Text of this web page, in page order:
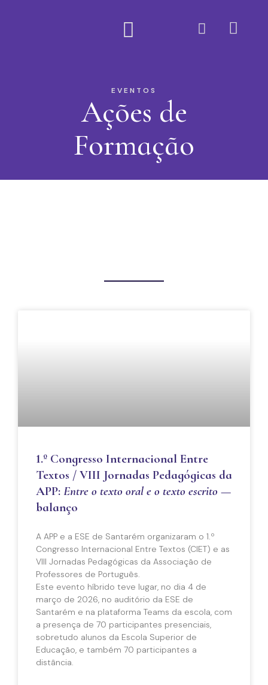
EVENTOS
Ações de
Formação
1.º Congresso Internacional Entre
Textos / VIII Jornadas Pedagógicas da
APP: Entre o texto oral e o texto escrito ­—
balanço
A APP e a ESE de Santarém organizaram o 1.º
Congresso Internacional Entre Textos (CIET) e as
VIII Jornadas Pedagógicas da Associação de
Professores de Português.
Este evento híbrido teve lugar, no dia 4 de
março de 2026, no auditório da ESE de
Santarém e na plataforma Teams da escola, com
a presença de 70 participantes presenciais,
sobretudo alunos da Escola Superior de
Educação, e também 70 participantes a
distância.